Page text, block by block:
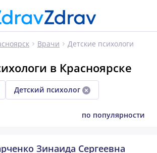
Врачи Детские психологи
в Красноярске
Детский психолог
по популярности
Зинаида Сергеевна